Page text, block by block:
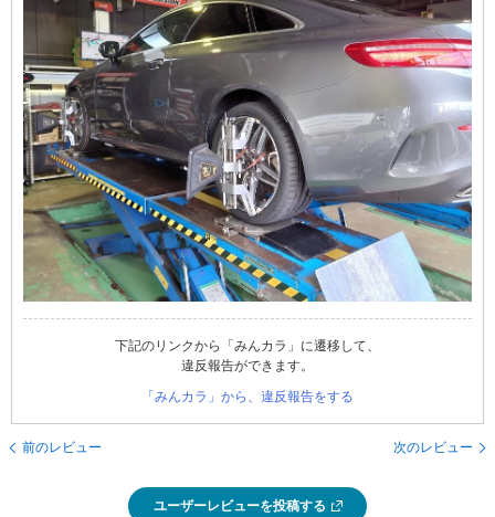
下記のリンクから「みんカラ」に遷移して、
違反報告ができます。
「みんカラ」から、違反報告をする
前のレビュー 次のレビュー
ユーザーレビューを投稿する